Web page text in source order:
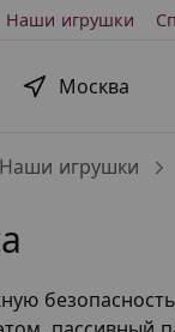
Наши игрушки
Москва
Наши игрушки